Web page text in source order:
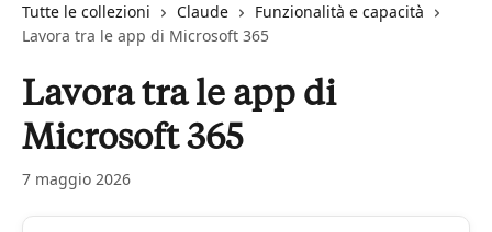
Tutte le collezioni Claude
Funzionalità e capacità
Lavora tra le app di Microsoft 365
Lavora tra le app di
Microsoft 365
7 maggio 2026